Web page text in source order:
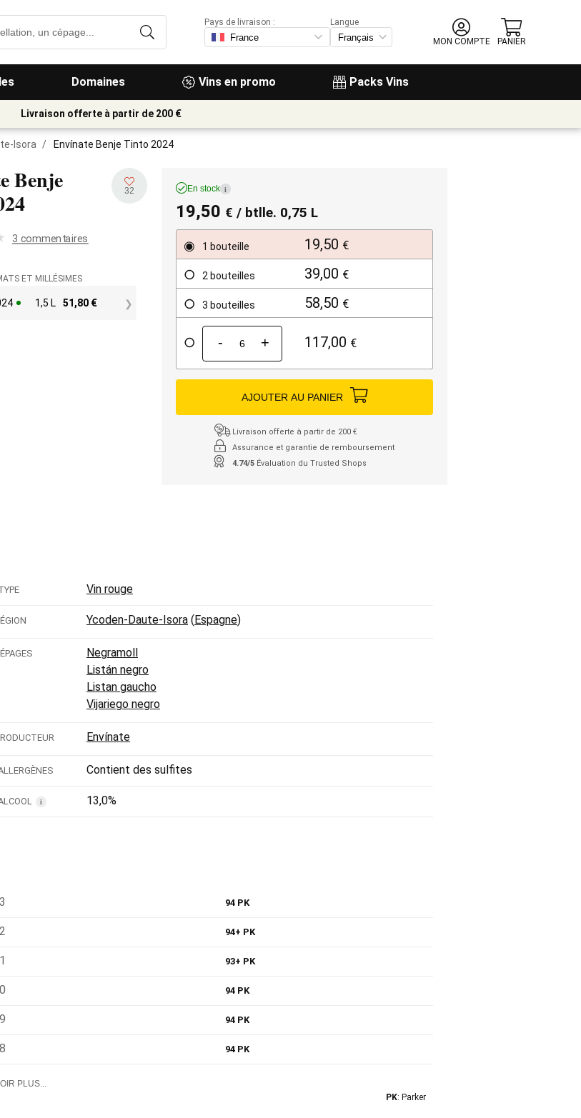
Domaines Vins en promo Packs Vins
Pays de livraison :
Langue
MON COMPTE
PANIER
Livraison offerte à partir de 200 €
Isora / Envínate Benje Tinto 2024
Benje
32
3 commentaires
ET MILLÉSIMES
1,5 L 51,80 €
En stock i
19,50 € / btlle. 0,75 L
1 bouteille 19,50 €
2 bouteilles 39,00 €
3 bouteilles 58,50 €
- + 117,00 €
AJOUTER AU PANIER
Livraison offerte à partir de 200 €
Assurance et garantie de remboursement
4.74/5 Évaluation du Trusted Shops
Vin rouge
Ycoden-Daute-Isora (Espagne)
Negramoll
Listán negro
Listan gaucho
Vijariego negro
Envínate
Contient des sulfites
i 13,0%
94 PK
94+ PK
93+ PK
94 PK
94 PK
94 PK
PLUS...
PK: Parker